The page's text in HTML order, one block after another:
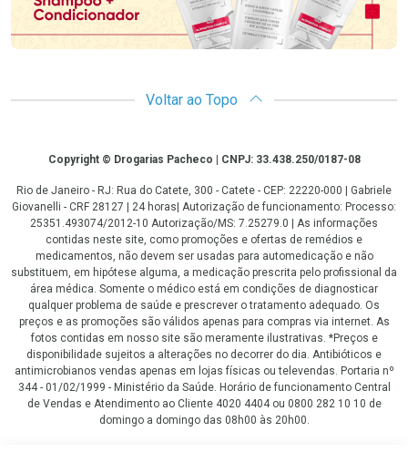
Voltar ao Topo
CopyrightCopyright © Drogarias Pacheco | CNPJ: 33.438.250/0187-08
Rio de Janeiro - RJ: Rua do Catete, 300 - Catete - CEP: 22220-000 | Gabriele
Giovanelli - CRF 28127 | 24 horas| Autorização de funcionamento: Processo:
25351.493074/2012-10 Autorização/MS: 7.25279.0 | As informações
contidas neste site, como promoções e ofertas de remédios e
medicamentos, não devem ser usadas para automedicação e não
substituem, em hipótese alguma, a medicação prescrita pelo profissional da
área médica. Somente o médico está em condições de diagnosticar
qualquer problema de saúde e prescrever o tratamento adequado. Os
preços e as promoções são válidos apenas para compras via internet. As
fotos contidas em nosso site são meramente ilustrativas. *Preços e
disponibilidade sujeitos a alterações no decorrer do dia. Antibióticos e
antimicrobianos vendas apenas em lojas físicas ou televendas. Portaria nº
344 - 01/02/1999 - Ministério da Saúde. Horário de funcionamento Central
de Vendas e Atendimento ao Cliente 4020 4404 ou 0800 282 10 10 de
domingo a domingo das 08h00 às 20h00.